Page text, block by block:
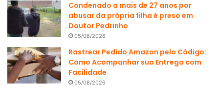
Condenado a mais de 27 anos por
abusar da própria filha é preso em
Doutor Pedrinho
05/08/2026
Rastrear Pedido Amazon pelo Código:
Como Acompanhar sua Entrega com
Facilidade
05/08/2026